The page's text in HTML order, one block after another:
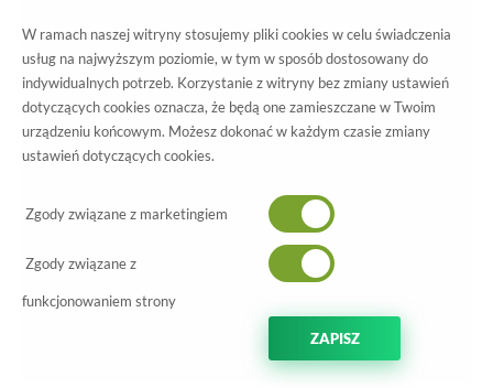
Wszystkie produkty
569 Whisky Lico
W ramach naszej witryny stosujemy pliki cookies w celu świadczenia
usług na najwyższym poziomie, w tym w sposób dostosowany do
indywidualnych potrzeb. Korzystanie z witryny bez zmiany ustawień
dotyczących cookies oznacza, że będą one zamieszczane w Twoim
urządzeniu końcowym. Możesz dokonać w każdym czasie zmiany
ustawień dotyczących cookies.
Zgody związane z marketingiem
Zgody związane z
funkcjonowaniem strony
ZAPISZ